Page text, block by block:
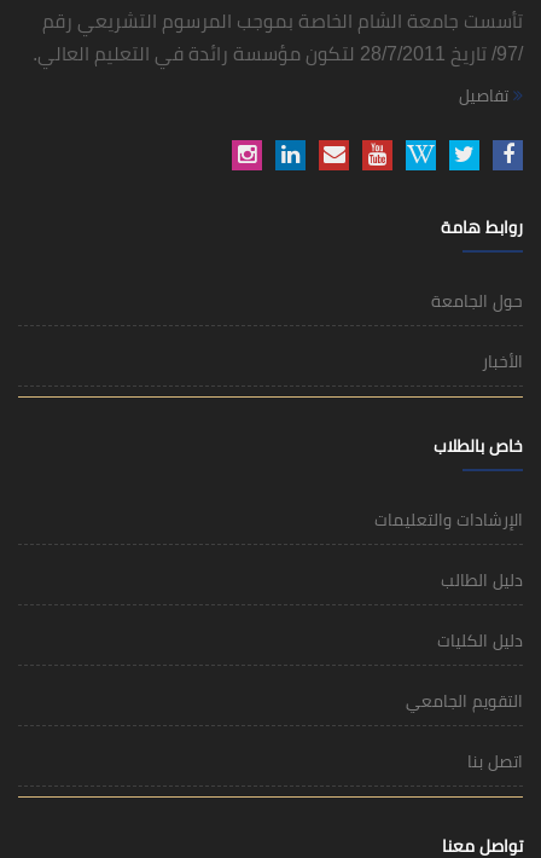
تأسست جامعة الشام الخاصة بموجب المرسوم التشريعي رقم
/97/ تاريخ 28/7/2011 لتكون مؤسسة رائدة في التعليم العالي.
تفاصيل
روابط هامة
حول الجامعة
الأخبار
خاص بالطلاب
الإرشادات والتعليمات
دليل الطالب
دليل الكليات
التقويم الجامعي
اتصل بنا
تواصل معنا